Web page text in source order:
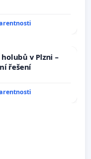
v Plzni –
řešení